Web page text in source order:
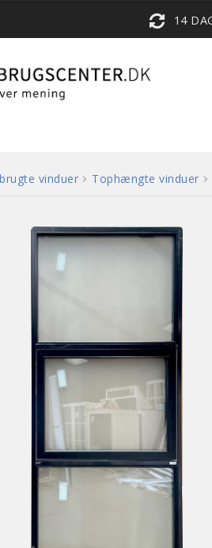
14
vinduer Tophængte vinduer